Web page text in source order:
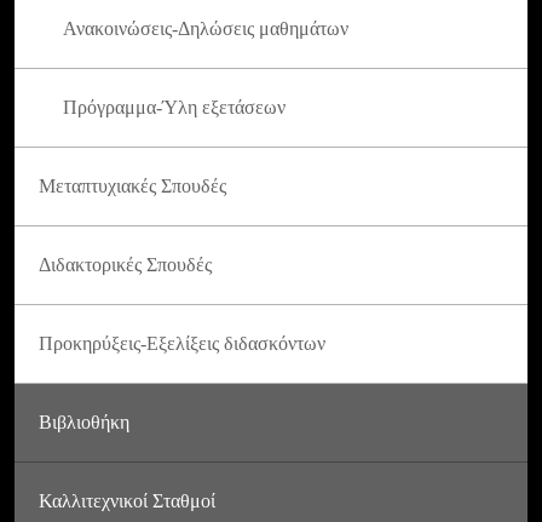
Ανακοινώσεις-Δηλώσεις μαθημάτων
Πρόγραμμα-Ύλη εξετάσεων
Μεταπτυχιακές Σπουδές
Διδακτορικές Σπουδές
Προκηρύξεις-Εξελίξεις διδασκόντων
Βιβλιοθήκη
Καλλιτεχνικοί Σταθμοί